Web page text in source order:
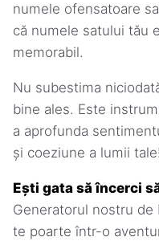
numele ofensatoare
că numele satului tău
memorabil.
Nu subestima
bine ales. Este
a aprofunda
și coeziune a lumii tale!
Ești gata să încerci
Generatorul nostru de
te poarte într-o